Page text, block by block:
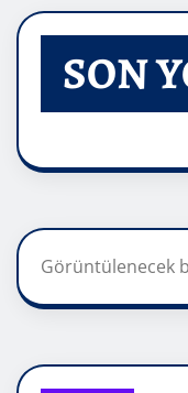
SON
Görüntülenecek